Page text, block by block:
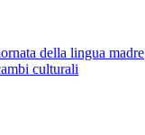
della lingua madre
culturali